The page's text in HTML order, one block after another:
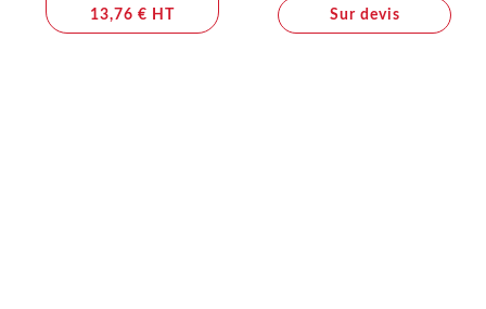
13,76 € HT Sur devis